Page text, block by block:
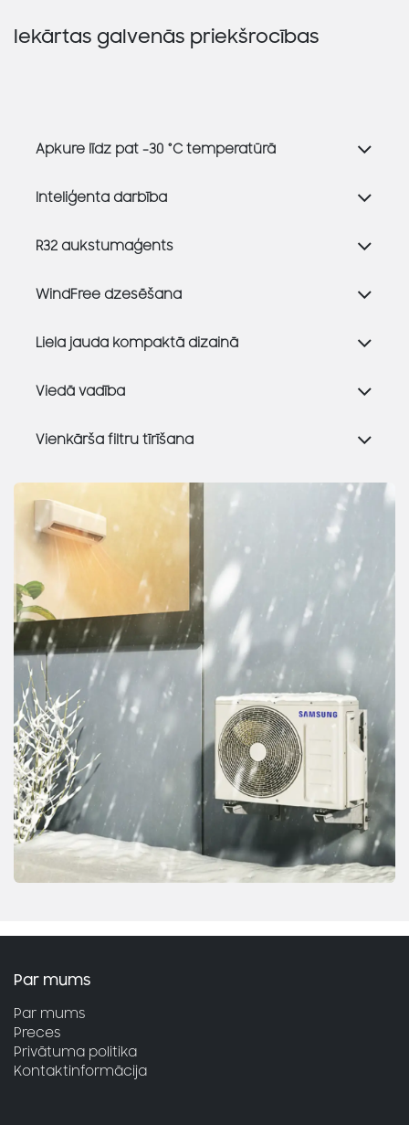
Iekārtas galvenās priekšrocības
Apkure līdz pat -30 °C temperatūrā
Inteliģenta darbība
R32 aukstumaģents
WindFree dzesēšana
Liela jauda kompaktā dizainā
Viedā vadība
Vienkārša filtru tīrīšana
Par mums
Par mums
Preces
Privātuma politika
Kontaktinformācija